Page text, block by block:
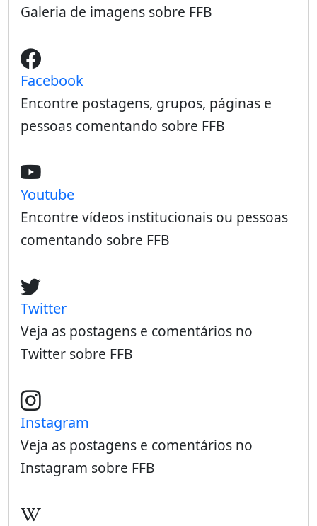
Galeria de imagens sobre FFB
Facebook
Encontre postagens, grupos, páginas e
pessoas comentando sobre FFB
Youtube
Encontre vídeos institucionais ou pessoas
comentando sobre FFB
Twitter
Veja as postagens e comentários no
Twitter sobre FFB
Instagram
Veja as postagens e comentários no
Instagram sobre FFB